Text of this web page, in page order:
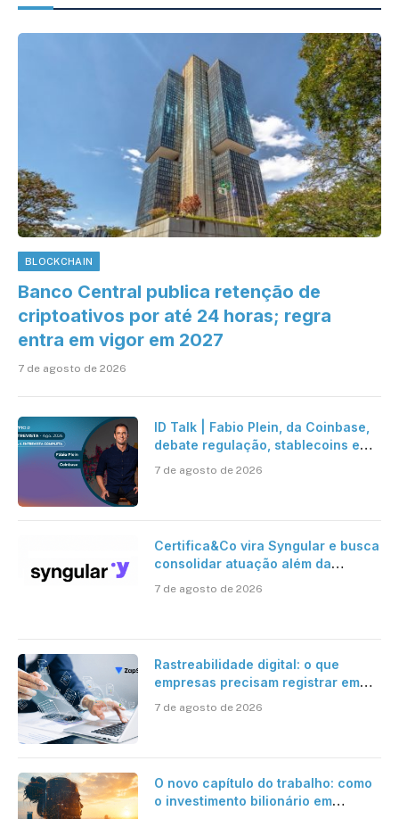
BLOCKCHAIN
Banco Central publica retenção de
criptoativos por até 24 horas; regra
entra em vigor em 2027
7 de agosto de 2026
ID Talk | Fabio Plein, da Coinbase,
debate regulação, stablecoins e
7 de agosto de 2026
Certifica&Co vira Syngular e busca
consolidar atuação além da
7 de agosto de 2026
Rastreabilidade digital: o que
empresas precisam registrar em
7 de agosto de 2026
O novo capítulo do trabalho: como
o investimento bilionário em